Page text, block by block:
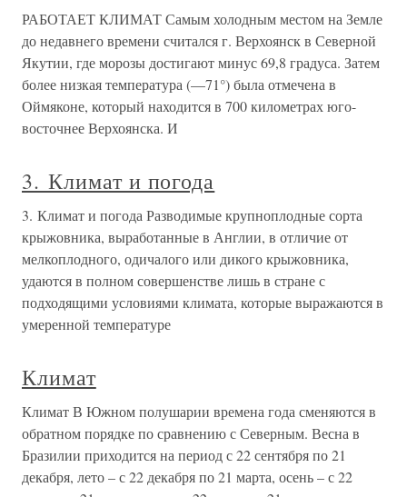
РАБОТАЕТ КЛИМАТ Самым холодным местом на Земле
до недавнего времени считался г. Верхоянск в Северной
Якутии, где морозы достигают минус 69,8 градуса. Затем
более низкая температура (—71°) была отмечена в
Оймяконе, который находится в 700 километрах юго-
восточнее Верхоянска. И
3. Климат и погода
3. Климат и погода Разводимые крупноплодные сорта
крыжовника, выработанные в Англии, в отличие от
мелкоплодного, одичалого или дикого крыжовника,
удаются в полном совершенстве лишь в стране с
подходящими условиями климата, которые выражаются в
умеренной температуре
Климат
Климат В Южном полушарии времена года сменяются в
обратном порядке по сравнению с Северным. Весна в
Бразилии приходится на период с 22 сентября по 21
декабря, лето – с 22 декабря по 21 марта, осень – с 22